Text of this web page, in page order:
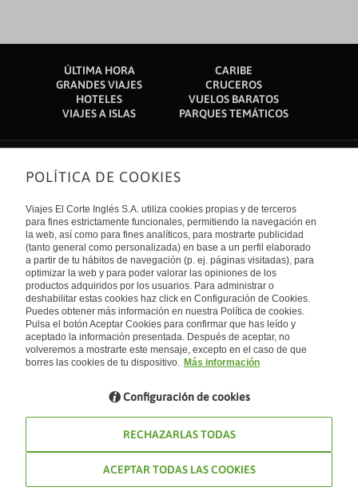
ÚLTIMA HORA
CARIBE
GRANDES VIAJES
CRUCEROS
HOTELES
VUELOS BARATOS
VIAJES A ISLAS
PARQUES TEMÁTICOS
Sobre nosotros
Quiénes somos
Financiación
Sostenibilidad
Turismo accesible
Tarjeta El Corte Inglés
Trabaja con nosotros
El Corte Inglés
Canal Ético
Enlaces de interés
Guías de viaje
Catálogos
Auto check-in
Condiciones Generales
Política de privacidad
Política de cookies
Accesibilidad
Empresas/ Grupos
Internacional
España
Visita nuestro blog
Blog de Viajes el Corte inglés
POLÍTICA DE COOKIES
Viajes El Corte Inglés S.A. utiliza cookies propias y de terceros
para fines estrictamente funcionales, permitiendo la navegación en
la web, así como para fines analíticos, para mostrarte publicidad
(tanto general como personalizada) en base a un perfil elaborado
a partir de tu hábitos de navegación (p. ej. páginas visitadas), para
optimizar la web y para poder valorar las opiniones de los
productos adquiridos por los usuarios. Para administrar o
deshabilitar estas cookies haz click en Configuración de Cookies.
Puedes obtener más información en nuestra Política de cookies.
Pulsa el botón Aceptar Cookies para confirmar que has leído y
aceptado la información presentada. Después de aceptar, no
volveremos a mostrarte este mensaje, excepto en el caso de que
borres las cookies de tu dispositivo. Más información
Configuración de cookies
RECHAZARLAS TODAS
ACEPTAR TODAS LAS COOKIES